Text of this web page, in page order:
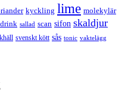
kyckling lime molekylär
sallad scan sifon skaldjur
svenskt kött sås tonic vaktelägg